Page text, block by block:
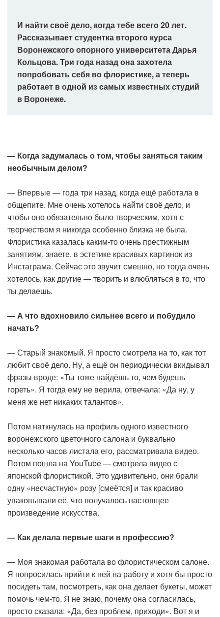
И найти своё дело, когда тебе всего 20 лет.
Рассказывает студентка второго курса
Воронежского опорного университета Дарья
Кольцова. Три года назад она захотела
попробовать себя во флористике, а теперь
работает в одной из самых известных студий
в Воронеже.
— Когда задумалась о том, чтобы заняться таким
необычным делом?
— Впервые — года три назад, когда ещё работала в
общепите. Мне очень хотелось найти своё дело, и
чтобы оно обязательно было творческим, хотя с
творчеством я никогда особенно близка не была.
Флористика казалась каким-то очень престижным
занятиям, знаете, в эстетике красивых картинок из
Инстаграма. Сейчас это звучит смешно, но тогда очень
хотелось, как другие — творить и влюбляться в то, что
ты делаешь.
— А что вдохновило сильнее всего и побудило
начать?
— Старый знакомый. Я просто смотрела на то, как тот
любит своё дело. Ну, а ещё он периодически вкидывал
фразы вроде: «Ты тоже найдёшь то, чем будешь
гореть». Я тогда ему не верила, отвечала: «Да ну, у
меня же нет никаких талантов».
Потом наткнулась на профиль одного известного
воронежского цветочного салона и буквально
несколько часов листала его, рассматривала видео.
Потом пошла на YouTube — смотрела видео с
японской флористикой. Это удивительно, они брали
одну «несчастную» розу [смеётся] и так красиво
упаковывали её, что получалось настоящее
произведение искусства.
— Как делала первые шаги в профессию?
— Моя знакомая работала во флористическом салоне.
Я попросилась прийти к ней на работу и хотя бы просто
посидеть там, посмотреть, как она делает букеты, может
помочь чем-то. Я не знаю, почему она согласилась,
просто сказала: «Да, без проблем, приходи». Вот я и